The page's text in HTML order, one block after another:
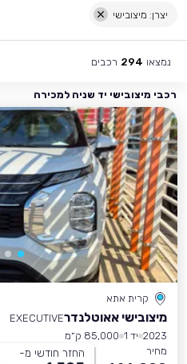
יצרן: מיצובישי
נמצאו 294 רכבים
רכבי מיצובישי יד שניה למכירה
קרית אתא
מיצובישי אאוטלנדרEXECUTIVE
2023 יד 1
85,000 ק״מ
מחיר
החזר חודשי מ-